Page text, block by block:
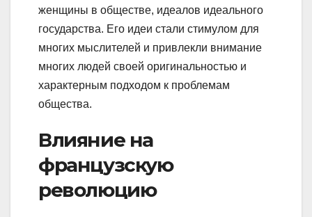
женщины в обществе, идеалов идеального
государства. Его идеи стали стимулом для
многих мыслителей и привлекли внимание
многих людей своей оригинальностью и
характерным подходом к проблемам
общества.
Влияние на
французскую
революцию